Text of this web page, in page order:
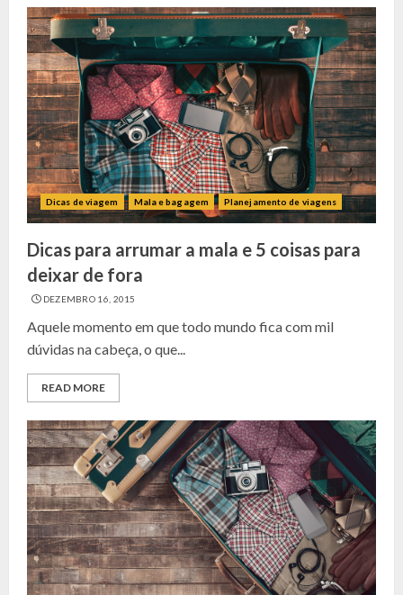
Dicas de viagem Mala e bagagem Planejamento de viagens
Dicas para arrumar a mala e 5 coisas para
deixar de fora
DEZEMBRO 16, 2015
Aquele momento em que todo mundo fica com mil
dúvidas na cabeça, o que...
READ MORE